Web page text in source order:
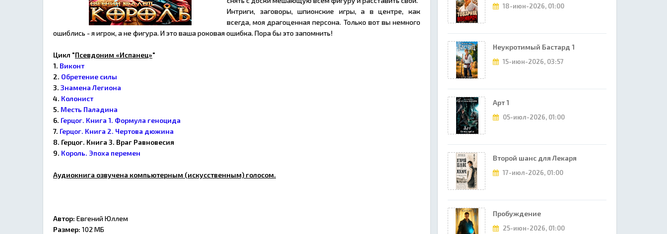
Интриги, заговоры, шпионские игры, а в центре, как
всегда, моя драгоценная персона. Только вот вы немного
ошиблись - я игрок, а не фигура. И это ваша роковая ошибка. Пора бы это запомнить!
Цикл "Псевдоним «Испанец»"
1. Виконт
2. Обретение силы
3. Знамена Легиона
4. Колонист
5. Месть Паладина
6. Герцог. Книга 1. Формула геноцида
7. Герцог. Книга 2. Чертова дюжина
8. Герцог. Книга 3. Враг Равновесия
9. Король. Эпоха перемен
Аудиокнига озвучена компьютерным (искусственным) голосом.
Автор: Евгений Юллем
Размер: 102 МБ
18-июн-2026, 01:00
Неукротимый Бастард 1
15-июн-2026, 03:57
Арт 1
05-июл-2026, 01:00
Второй шанс для Лекаря
17-июл-2026, 01:00
Пробуждение
25-июн-2026, 01:00